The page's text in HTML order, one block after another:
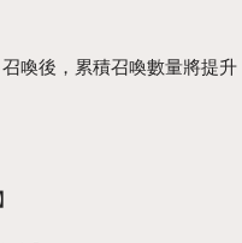
喚後，累積召喚數量將提